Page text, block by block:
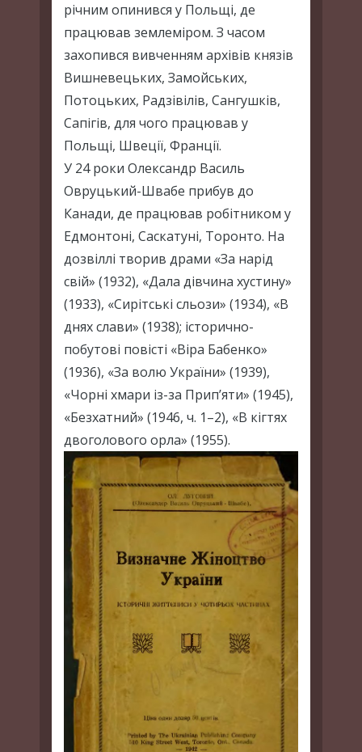
річним опинився у Польщі, де
працював землеміром. З часом
захопився вивченням архівів князів
Вишневецьких, Замойських,
Потоцьких, Радзівілів, Сангушків,
Сапігів, для чого працював у
Польщі, Швеції, Франції.
У 24 роки Олександр Василь
Овруцький-Швабе прибув до
Канади, де працював робітником у
Едмонтоні, Саскатуні, Торонто. На
дозвіллі творив драми «За нарід
свій» (1932), «Дала дівчина хустину»
(1933), «Сирітські сльози» (1934), «В
днях слави» (1938); історично-
побутові повісті «Віра Бабенко»
(1936), «За волю України» (1939),
«Чорні хмари із-за Прип’яти» (1945),
«Безхатний» (1946, ч. 1–2), «В кігтях
двоголового орла» (1955).